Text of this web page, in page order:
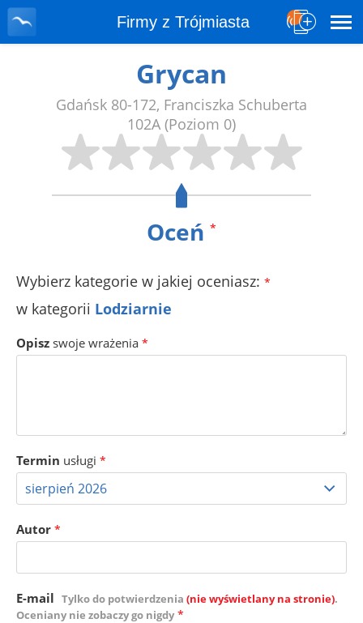
Firmy z Trójmiasta
Grycan
Gdańsk 80-172, Franciszka Schuberta
102A (Poziom 0)
Oceń *
Wybierz kategorie w jakiej oceniasz: *
w kategorii Lodziarnie
Opisz swoje wrażenia *
Termin usługi *
Autor *
E-mail Tylko do potwierdzenia (nie wyświetlany na stronie).
Oceniany nie zobaczy go nigdy *